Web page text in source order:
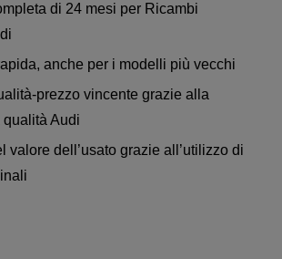
di 24 mesi per Ricambi
anche per i modelli più vecchi
prezzo vincente grazie alla
Audi
valore dell’usato grazie all’utilizzo di